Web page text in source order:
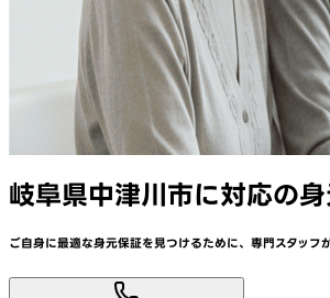
岐阜県中津川市に対応の
ご自身に最適な身元保証を見つけるために、 専門スタッフ